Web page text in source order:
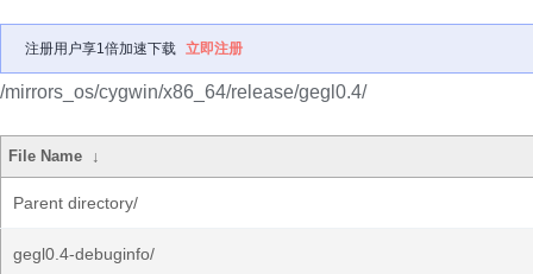
注册用户享1倍加速下载 立即注册
/mirrors_os/cygwin/x86_64/release/gegl0.4/
File Name ↓
Parent directory/
gegl0.4-debuginfo/